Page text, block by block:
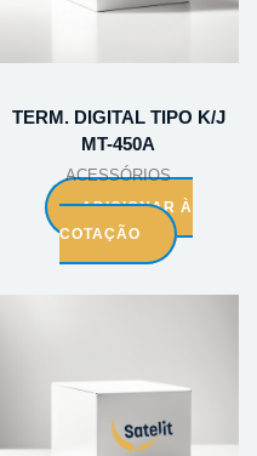
TERM. DIGITAL TIPO K/J
MT-450A
ACESSÓRIOS
ADICIONAR À
COTAÇÃO